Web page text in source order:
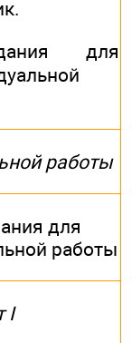
для
работы
для
работы
I